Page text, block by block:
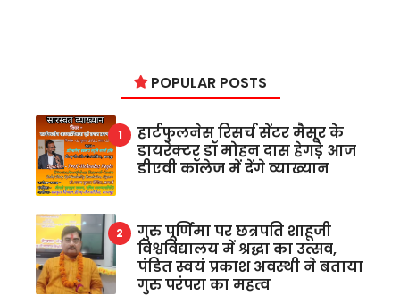
POPULAR POSTS
हार्टफुलनेस रिसर्च सेंटर मैसूर के
डायरेक्टर डॉ मोहन दास हेगड़े आज
डीएवी कॉलेज में देंगे व्याख्यान
गुरु पूर्णिमा पर छत्रपति शाहूजी
विश्वविद्यालय में श्रद्धा का उत्सव,
पंडित स्वयं प्रकाश अवस्थी ने बताया
गुरु परंपरा का महत्व